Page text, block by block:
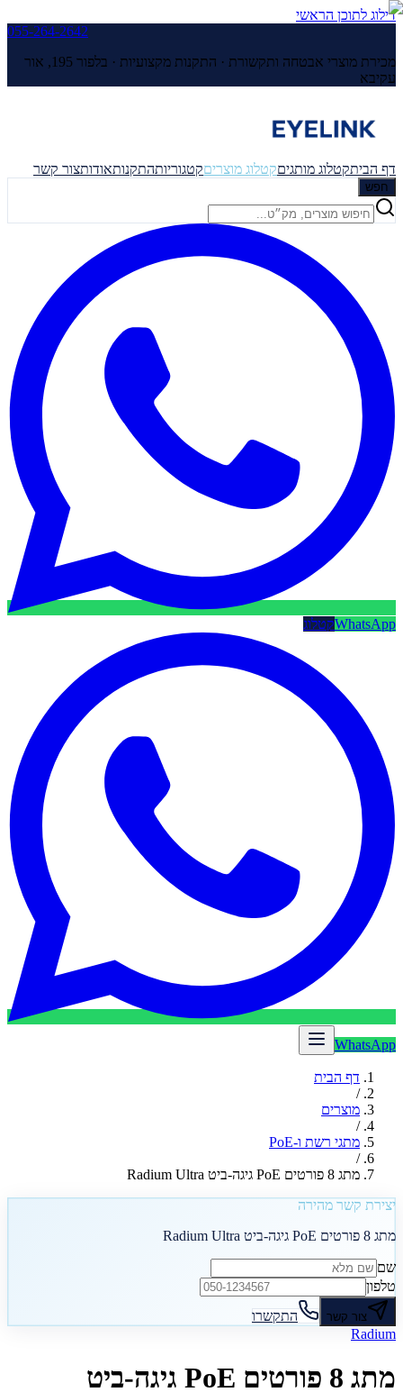
דילוג לתוכן הראשי
055-264-2642
מכירת מוצרי אבטחה ותקשורת · התקנות מקצועיות ·
בלפור 195, אור
עקיבא
דף הביתקטלוג מותגיםקטלוג מוצריםקטגוריותהתקנותאודותצור קשר
חפש
WhatsAppקטלוג
WhatsApp
דף הבית
/
מוצרים
/
מתגי רשת ו-PoE
/
מתג 8 פורטים PoE גיגה-ביט Radium Ultra
יצירת קשר מהירה
מתג 8 פורטים PoE גיגה-ביט Radium Ultra
שם
טלפון
צור קשר
התקשרו
Radium
מתג 8 פורטים PoE גיגה-ביט